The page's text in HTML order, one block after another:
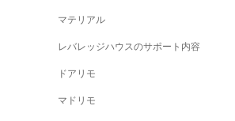
マテリアル
レバレッジハウスのサポート内容
ドアリモ
マドリモ